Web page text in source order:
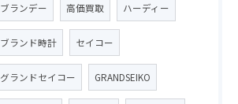
ブランデー 高価買取 ハーディー
ブランド時計 セイコー
グランドセイコー GRANDSEIKO